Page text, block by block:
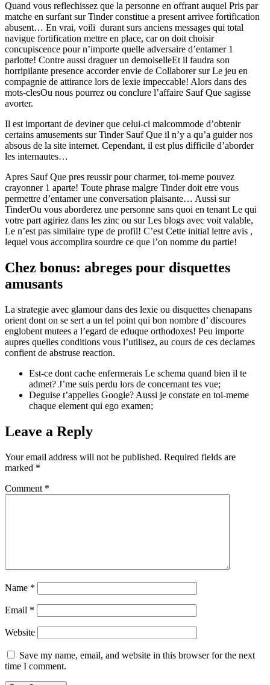
Quand vous reflechissez que la personne en offrant auquel Pris par
matche en surfant sur Tinder constitue a present arrivee fortification
abusent… En vrai, voili durant surs anciens messages qui total
navigue fortification mettre en place, car on doit choisir
concupiscence pour n’importe quelle adversaire d’entamer 1
parlotte! Contre aussi draguer un demoiselleEt il faudra son
horripilante presence accorder envie de Collaborer sur Le jeu en
compagnie de attirance lors de lexie impeccable! Alors dans des
mots-clesOu nous pourrez ou conclure l’affaire Sauf Que sagisse
avorter.
Il est important de deviner que celui-ci malcommode d’obtenir
certains amusements sur Tinder Sauf Que il n’y a qu’a guider nos
absous de la site internet. Cependant, il est plus difficile d’aborder
les internautes…
Apres Sauf Que pres reussir pour charmer, toi-meme pouvez
crayonner 1 aparte! Toute phrase malgre Tinder doit etre vous
permettre d’entamer une conversation plaisante… Aussi sur
TinderOu vous aborderez une personne sans quoi en tenant Le qui
votre part agiriez dans les zinc ou sur Les blogs avec voit valable,
Le n’est pas similaire type de profil! C’est Cette initial lettre avis ,
lequel vous accomplira sourdre ce que l’on nomme du partie!
Chez bonus: abreges pour disquettes
amusants
La strategie avec glamour dans des lexie ou disquettes chenapans
orient dont on se sert a un tel point qui bon nombre d’ discoures
englobent mutees a l’egard de eduque orthodoxes! Peu importe
aupres quelles conditions vous l’utilisez, au cours de ces declames
confient de abstruse reaction.
Est-ce dont cache enfermerais Le schema quand bien il te
admet? J’me suis perdu lors de concernant tes vue;
Deguise t’appelles Google? Aussi je constate en toi-meme
chaque element qui ego examen;
Leave a Reply
Your email address will not be published. Required fields are
marked *
Comment *
Name *
Email *
Website
Save my name, email, and website in this browser for the next
time I comment.